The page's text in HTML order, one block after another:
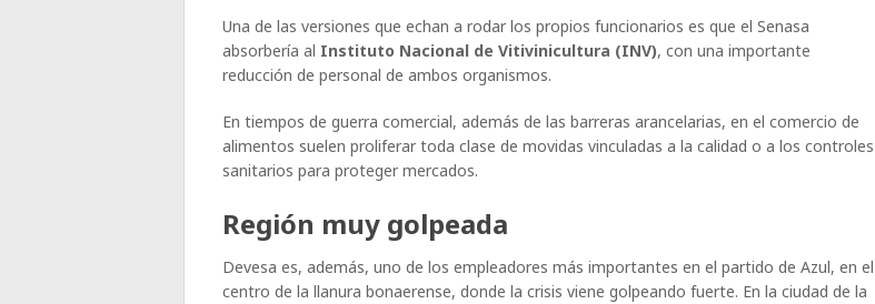
Una de las versiones que echan a rodar los propios funcionarios es que el Senasa
absorbería al Instituto Nacional de Vitivinicultura (INV), con una importante
reducción de personal de ambos organismos.
En tiempos de guerra comercial, además de las barreras arancelarias, en el comercio de
alimentos suelen proliferar toda clase de movidas vinculadas a la calidad o a los controles
sanitarios para proteger mercados.
Región muy golpeada
Devesa es, además, uno de los empleadores más importantes en el partido de Azul, en el
centro de la llanura bonaerense, donde la crisis viene golpeando fuerte. En la ciudad de la